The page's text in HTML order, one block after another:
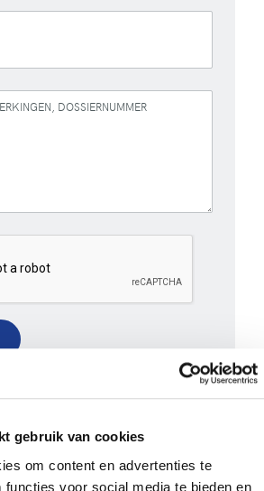
gebruik van cookies
om content en advertenties te
functies voor social media te bieden en
DOSSIERNUMMER
ons volledigprivacybeleid